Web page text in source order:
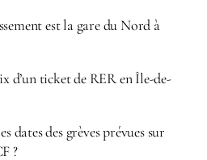
est la gare du Nord à
d’un ticket de RER en Île-de-
dates des grèves prévues sur
?